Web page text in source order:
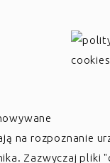
na rozpoznanie
Zazwyczaj pliki